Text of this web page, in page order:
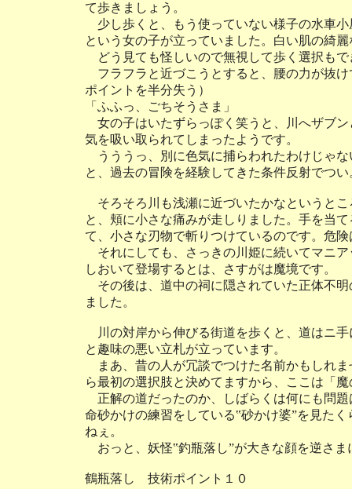
て歩きましょう。
少し歩くと、もう使っていない様子の水車
という女の子が立っていました。白い肌の綺
どう見ても怪しいので無視して歩く選択も
フラフラと近づこうとすると、腰の力が抜
ポイントを半分失う）
「ふふっ、ごちそうさま」
女の子はいたずらっぽく笑うと、川へザブ
気を吸い取られてしまったようです。
うううっ、別に色気に捕らわれたわけじゃ
と、過去の冒険を経験してきた条件反射でつ
そろそろ川も浅瀬に近づいたかなというと
と、頬に小さな痛みが走しりました。手を当
て、小さな刃物で斬りつけているのです。危
それにしても、さっきの川姫に続いてマニ
しおいて登場するとは、さすがは魔境です。
その後は、道中の祠に隠されていた正体不
ました。
川の対岸から伸びる街道を歩くと、道はニ
と趣味の悪い立札が立っています。
まあ、昔の人が冗談でつけた名前かもしれ
ら最初の選択肢と決めてますから、ここは「
正解の道だったのか、しばらくは何にも問
命砂かけの練習をしている‟砂かけ婆”を見た
ねぇ。
おっと、妖怪‟釣瓶落し”が大きな顔を逆さ
鶴瓶落し 技術ポイント１０